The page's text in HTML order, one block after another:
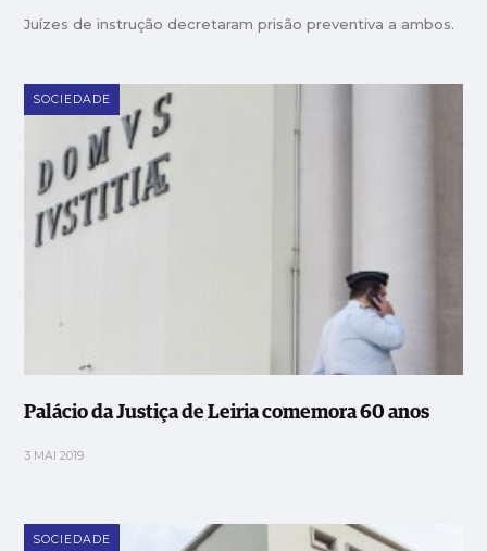
Juízes de instrução decretaram prisão preventiva a ambos.
SOCIEDADE
Palácio da Justiça de Leiria comemora 60 anos
3 MAI 2019
SOCIEDADE